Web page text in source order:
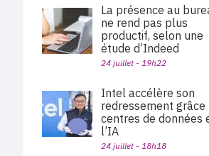
La présence au
ne rend pas plus
productif, selon une
étude d’Indeed
24 juillet - 19h22
Intel accélère son
redressement grâce
centres de données
l’IA
24 juillet - 18h18